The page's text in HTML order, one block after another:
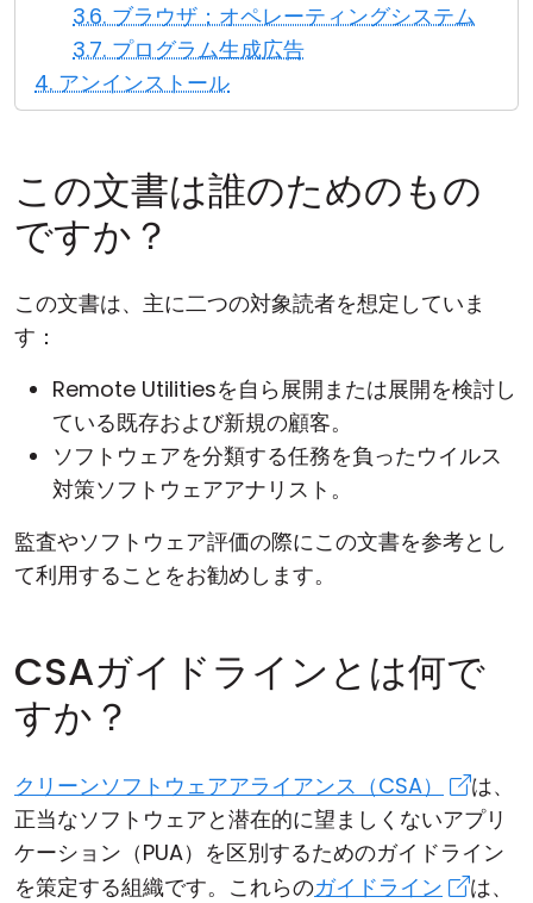
3.6. ブラウザ；オペレーティングシステム
3.7. プログラム生成広告
4. アンインストール
この文書は誰のためのもの
ですか？
この文書は、主に二つの対象読者を想定していま
す：
Remote Utilitiesを自ら展開または展開を検討し
ている既存および新規の顧客。
ソフトウェアを分類する任務を負ったウイルス
対策ソフトウェアアナリスト。
監査やソフトウェア評価の際にこの文書を参考とし
て利用することをお勧めします。
CSAガイドラインとは何で
すか？
クリーンソフトウェアアライアンス（CSA）
は、
正当なソフトウェアと潜在的に望ましくないアプリ
ケーション（PUA）を区別するためのガイドライン
を策定する組織です。これらのガイドライン
は、